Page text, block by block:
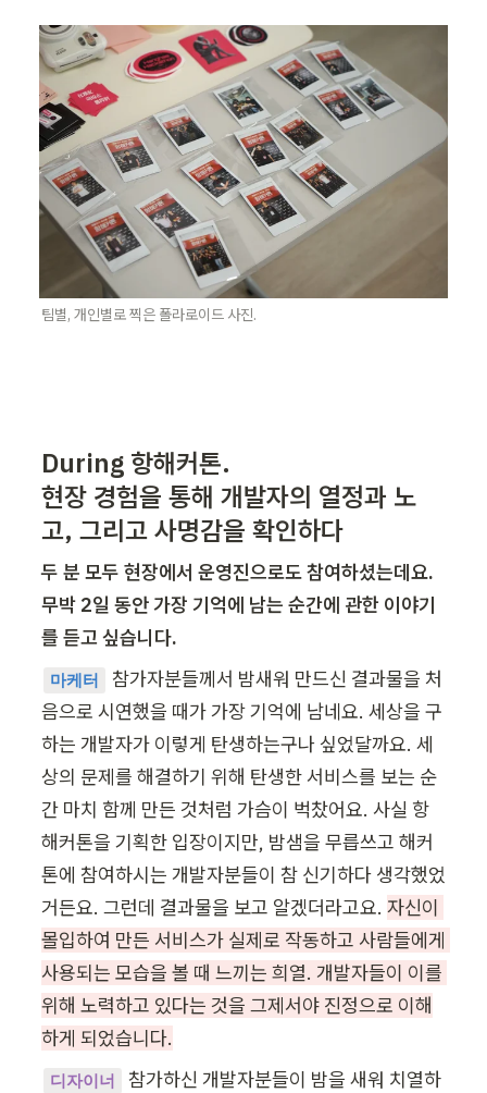
팀별, 개인별로 찍은 폴라로이드 사진.
During 항해커톤.
현장 경험을 통해 개발자의 열정과 노
고, 그리고 사명감을 확인하다
두 분 모두 현장에서 운영진으로도 참여하셨는데요.
무박 2일 동안 가장 기억에 남는 순간에 관한 이야기
를 듣고 싶습니다.
마케터
참가자분들께서 밤새워 만드신 결과물을 처
음으로 시연했을 때가 가장 기억에 남네요. 세상을 구
하는 개발자가 이렇게 탄생하는구나 싶었달까요. 세
상의 문제를 해결하기 위해 탄생한 서비스를 보는 순
간 마치 함께 만든 것처럼 가슴이 벅찼어요. 사실 항
해커톤을 기획한 입장이지만, 밤샘을 무릅쓰고 해커
톤에 참여하시는 개발자분들이 참 신기하다 생각했었
거든요. 그런데 결과물을 보고 알겠더라고요. 자신이
몰입하여 만든 서비스가 실제로 작동하고 사람들에게
사용되는 모습을 볼 때 느끼는 희열. 개발자들이 이를
위해 노력하고 있다는 것을 그제서야 진정으로 이해
하게 되었습니다.
디자이너
참가하신 개발자분들이 밤을 새워 치열하